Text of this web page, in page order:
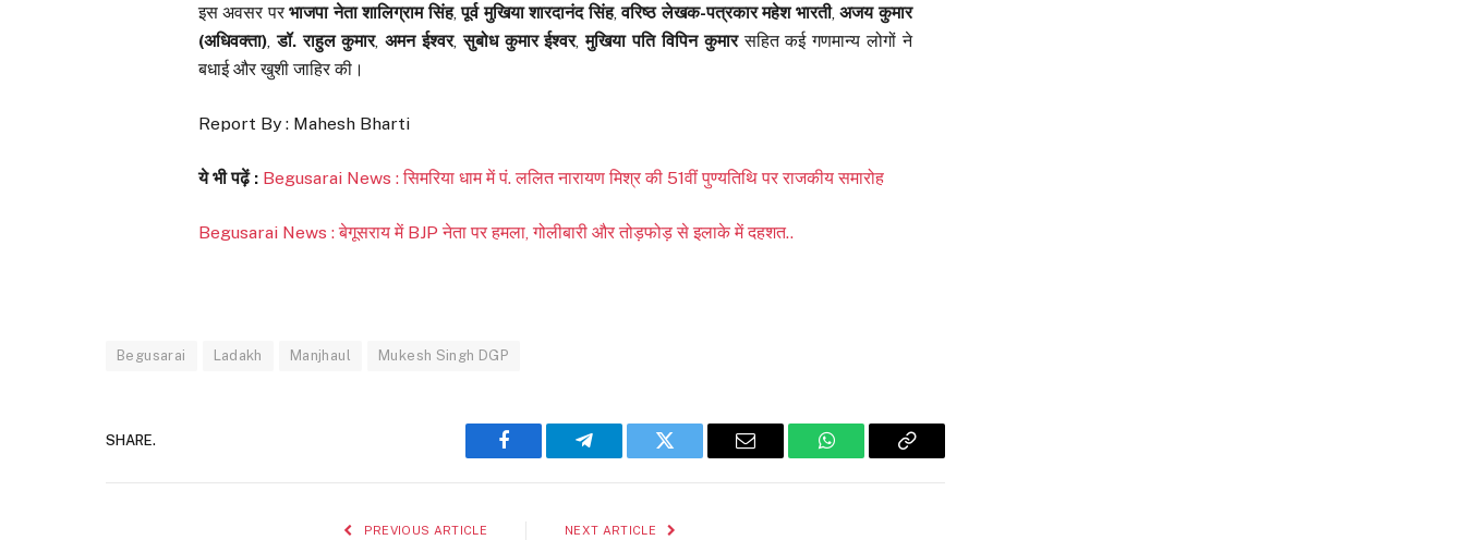
इस अवसर परभाजपा नेता शालिग्राम सिंह,पूर्व मुखिया शारदानंद सिंह,वरिष्ठ लेखक-पत्रकार महेश भारती,अजय कुमार
(अधिवक्ता),डॉ. राहुल कुमार,अमन ईश्वर,सुबोध कुमार ईश्वर,मुखिया पति विपिन कुमारसहित कई गणमान्य लोगों ने
बधाई और खुशी जाहिर की।
Report By : Mahesh Bharti
ये भी पढ़ें : Begusarai News : सिमरिया धाम में पं. ललित नारायण मिश्र की 51वीं पुण्यतिथि पर राजकीय समारोह
Begusarai News : बेगूसराय में BJP नेता पर हमला, गोलीबारी और तोड़फोड़ से इलाके में दहशत..
Begusarai Ladakh Manjhaul Mukesh Singh DGP
SHARE.
Facebook Telegram Twitter Email WhatsAppCopy
PREVIOUS ARTICLE NEXT ARTICLE